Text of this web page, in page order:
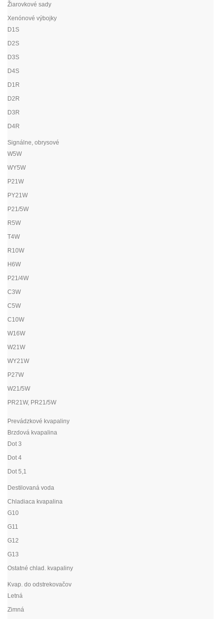
Žiarovkové sady
Xenónové výbojky
D1S
D2S
D3S
D4S
D1R
D2R
D3R
D4R
Signálne, obrysové
W5W
WY5W
P21W
PY21W
P21/5W
R5W
T4W
R10W
H6W
P21/4W
C3W
C5W
C10W
W16W
W21W
WY21W
P27W
W21/5W
PR21W, PR21/5W
Prevádzkové kvapaliny
Brzdová kvapalina
Dot 3
Dot 4
Dot 5,1
Destilovaná voda
Chladiaca kvapalina
G10
G11
G12
G13
Ostatné chlad. kvapaliny
Kvap. do odstrekovačov
Letná
Zimná